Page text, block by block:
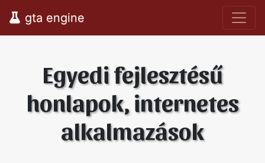
gta engine
Egyedi fejlesztésű
honlapok, internetes
alkalmazások